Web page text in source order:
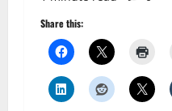
Share this: